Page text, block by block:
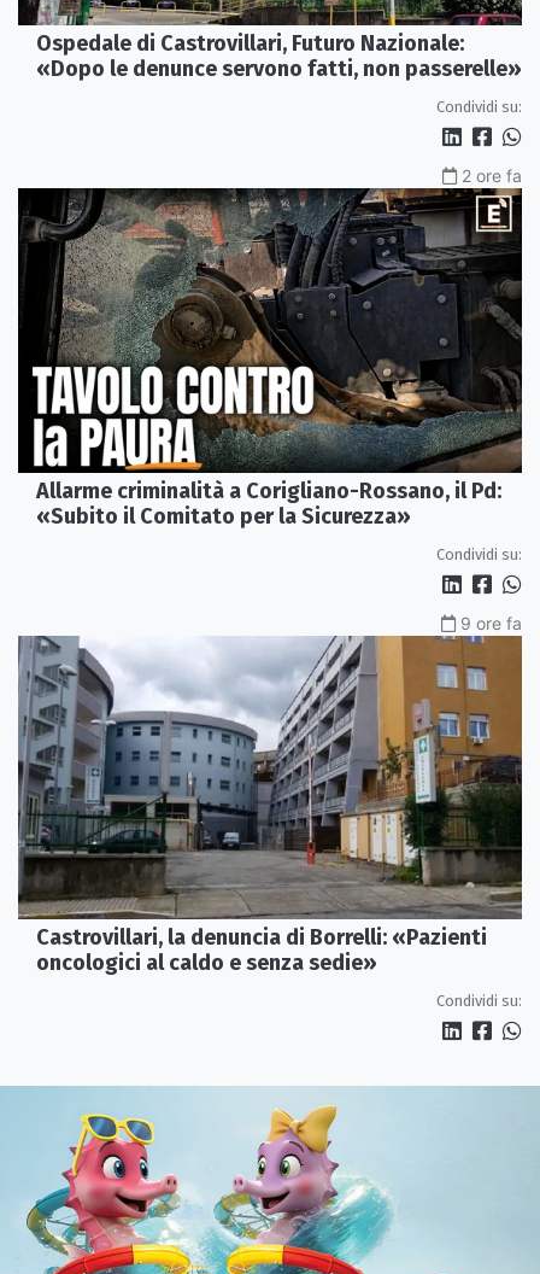
Ospedale di Castrovillari, Futuro Nazionale:
«Dopo le denunce servono fatti, non passerelle»
Condividi su:
2 ore fa
Allarme criminalità a Corigliano-Rossano, il Pd:
«Subito il Comitato per la Sicurezza»
Condividi su:
9 ore fa
Castrovillari, la denuncia di Borrelli: «Pazienti
oncologici al caldo e senza sedie»
Condividi su: